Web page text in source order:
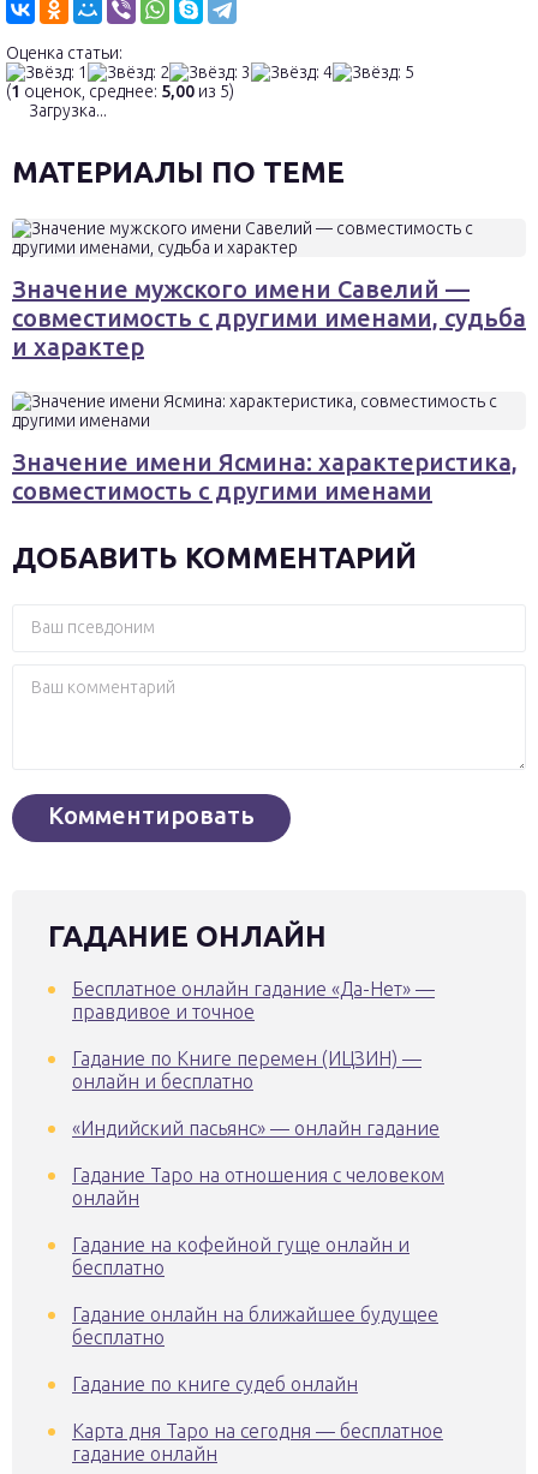
Оценка статьи:
(1 оценок, среднее: 5,00 из 5)
Загрузка...
МАТЕРИАЛЫ ПО ТЕМЕ
Значение мужского имени Савелий —
совместимость с другими именами, судьба
и характер
Значение имени Ясмина: характеристика,
совместимость с другими именами
ДОБАВИТЬ КОММЕНТАРИЙ
ГАДАНИЕ ОНЛАЙН
Бесплатное онлайн гадание «Да-Нет» —
правдивое и точное
Гадание по Книге перемен (ИЦЗИН) —
онлайн и бесплатно
«Индийский пасьянс» — онлайн гадание
Гадание Таро на отношения с человеком
онлайн
Гадание на кофейной гуще онлайн и
бесплатно
Гадание онлайн на ближайшее будущее
бесплатно
Гадание по книге судеб онлайн
Карта дня Таро на сегодня — бесплатное
гадание онлайн